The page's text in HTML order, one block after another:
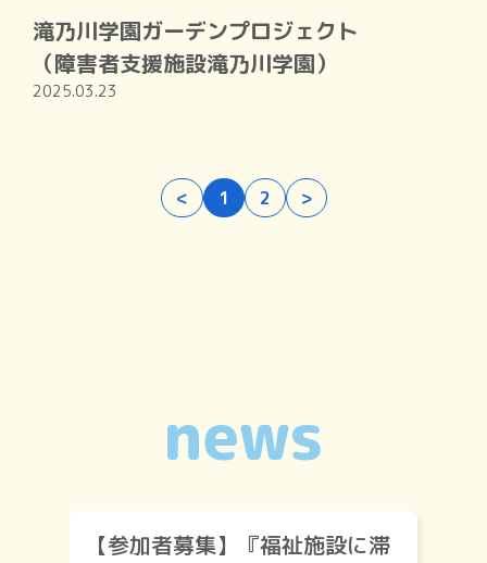
滝乃川学園ガーデンプロジェクト
（障害者支援施設滝乃川学園）
2025.03.23
< 1 2 >
news
【参加者募集】『福祉施設に滞